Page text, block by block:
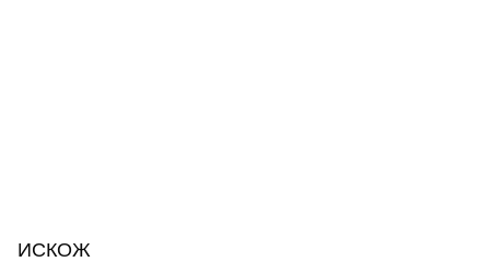
ИСКОЖ